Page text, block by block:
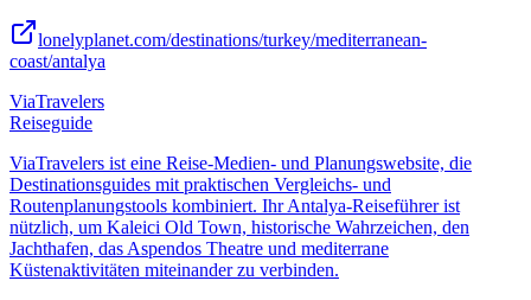
lonelyplanet.com/destinations/turkey/mediterranean-
coast/antalya
ViaTravelers
Reiseguide
ViaTravelers ist eine Reise-Medien- und Planungswebsite, die
Destinationsguides mit praktischen Vergleichs- und
Routenplanungstools kombiniert. Ihr Antalya-Reiseführer ist
nützlich, um Kaleici Old Town, historische Wahrzeichen, den
Jachthafen, das Aspendos Theatre und mediterrane
Küstenaktivitäten miteinander zu verbinden.